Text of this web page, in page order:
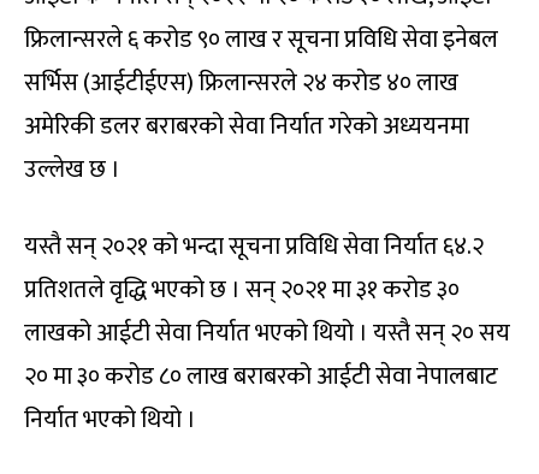
फ्रिलान्सरले ६ करोड ९० लाख र सूचना प्रविधि सेवा इनेबल
सर्भिस (आईटीईएस) फ्रिलान्सरले २४ करोड ४० लाख
अमेरिकी डलर बराबरको सेवा निर्यात गरेको अध्ययनमा
उल्लेख छ ।
यस्तै सन् २०२१ को भन्दा सूचना प्रविधि सेवा निर्यात ६४.२
प्रतिशतले वृद्धि भएको छ । सन् २०२१ मा ३१ करोड ३०
लाखको आईटी सेवा निर्यात भएको थियो । यस्तै सन् २० सय
२० मा ३० करोड ८० लाख बराबरको आईटी सेवा नेपालबाट
निर्यात भएको थियो ।